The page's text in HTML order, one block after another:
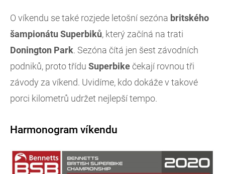
O víkendu se také rozjede letošní sezóna britského
šampionátu Superbiků, který začíná na trati
Donington Park. Sezóna čítá jen šest závodních
podniků, proto třídu Superbikečekají rovnou tři
závody za víkend. Uvidíme, kdo dokáže v takové
porci kilometrů udržet nejlepší tempo.
Harmonogram víkendu